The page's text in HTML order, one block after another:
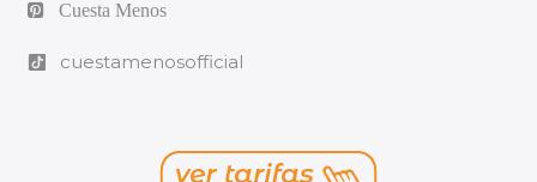
Cuesta Menos
cuestamenosofficial